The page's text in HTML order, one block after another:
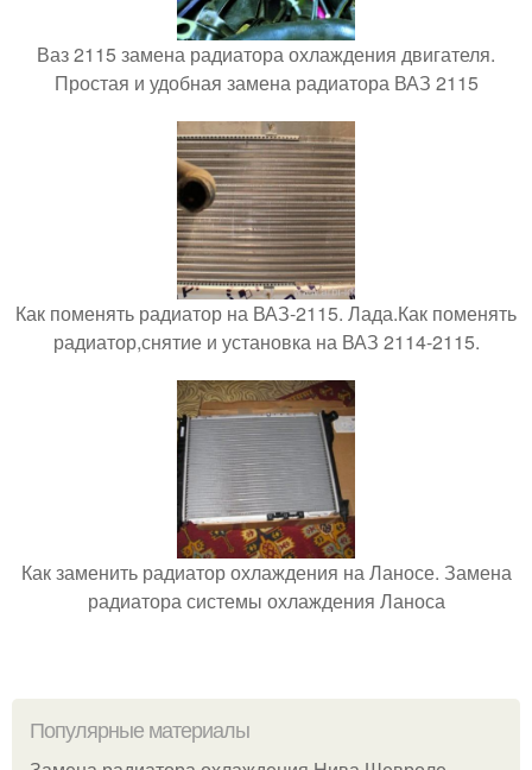
Ваз 2115 замена радиатора охлаждения двигателя.
Простая и удобная замена радиатора ВАЗ 2115
Как поменять радиатор на ВАЗ-2115. Лада.Как поменять
радиатор,снятие и установка на ВАЗ 2114-2115.
Как заменить радиатор охлаждения на Ланосе. Замена
радиатора системы охлаждения Ланоса
Популярные материалы